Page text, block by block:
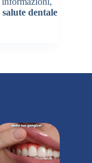
dentale